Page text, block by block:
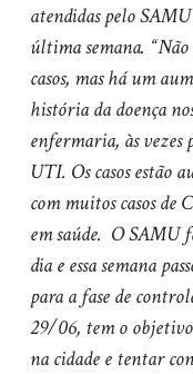
atendidas pelo
última semana.
casos, mas há um
história da doença
enfermaria, às vezes
UTI. Os casos estão
com muitos casos
em saúde. O SAMU
dia e essa semana
para a fase de
29/06, tem o objetivo
na cidade e tentar